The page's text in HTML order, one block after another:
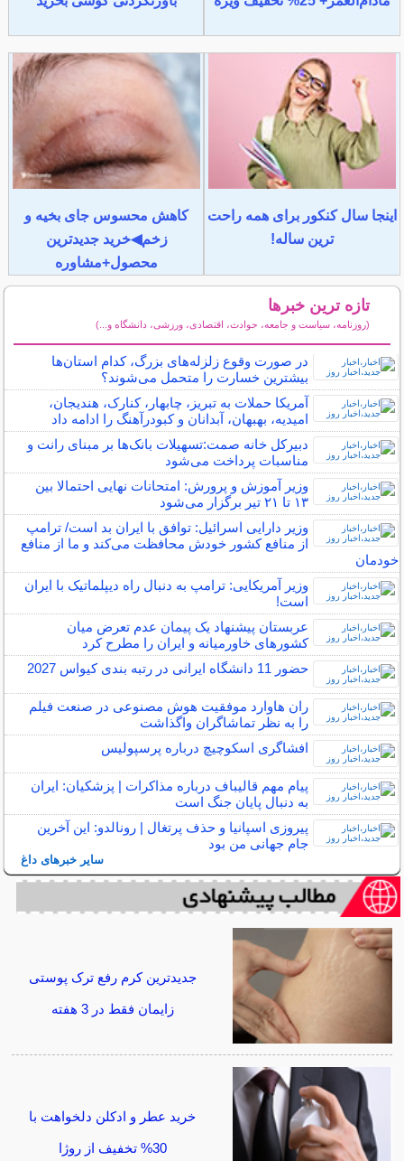
اینجا سال کنکور برای همه راحت
ترین ساله!
کاهش محسوس جای بخیه و
زخم◀خرید جدیدترین
محصول+مشاوره
تازه ترین خبرها
(روزنامه، سیاست و جامعه، حوادث، اقتصادی، ورزشی، دانشگاه و...)
در صورت وقوع زلزله‌های بزرگ، کدام استان‌ها
بیشترین خسارت را متحمل می‌شوند؟
آمریکا حملات به تبریز، چابهار، کنارک، هندیجان،
امیدیه، بهبهان، آبدانان و کبودرآهنگ را ادامه داد
دبیرکل خانه صمت:تسهیلات بانک‌ها بر مبنای رانت و
مناسبات پرداخت می‌شود
وزیر آموزش و پرورش: امتحانات نهایی احتمالا بین
۱۳ تا ۲۱ تیر برگزار می‌شود
وزیر دارایی اسرائیل: توافق با ایران بد است/ ترامپ
از منافع کشور خودش محافظت می‌کند و ما از منافع
خودمان
وزیر آمریکایی: ترامپ به دنبال راه دیپلماتیک با ایران
است!
عربستان پیشنهاد یک پیمان عدم تعرض میان
کشورهای خاورمیانه و ایران را مطرح کرد
حضور 11 دانشگاه ایرانی در رتبه بندی کیواس 2027
ران هاوارد موفقیت هوش مصنوعی در صنعت فیلم
را به نظر تماشاگران واگذاشت
افشاگری اسکوچیچ درباره پرسپولیس
پیام مهم قالیباف درباره مذاکرات | پزشکیان: ایران
به دنبال پایان جنگ است
پیروزی اسپانیا و حذف پرتغال | رونالدو: این آخرین
جام جهانی من بود
سایر خبرهای داغ
جدیدترین کرم رفع ترک پوستی
زایمان فقط در 3 هفته
خرید عطر و ادکلن دلخواهت با
30% تخفیف از روژا